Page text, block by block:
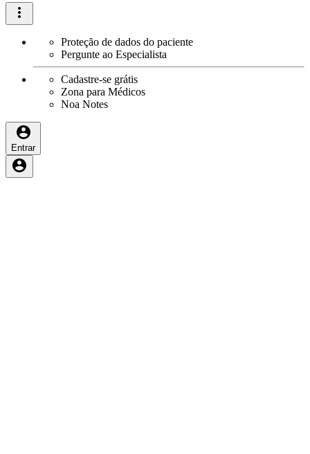
Proteção de dados do paciente
Pergunte ao Especialista
Cadastre-se grátis
Zona para Médicos
Noa Notes
Entrar